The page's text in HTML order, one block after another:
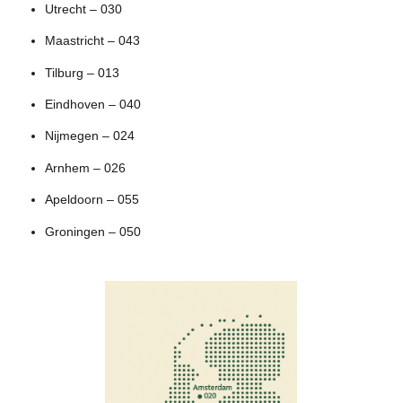
Utrecht – 030
Maastricht – 043
Tilburg – 013
Eindhoven – 040
Nijmegen – 024
Arnhem – 026
Apeldoorn – 055
Groningen – 050